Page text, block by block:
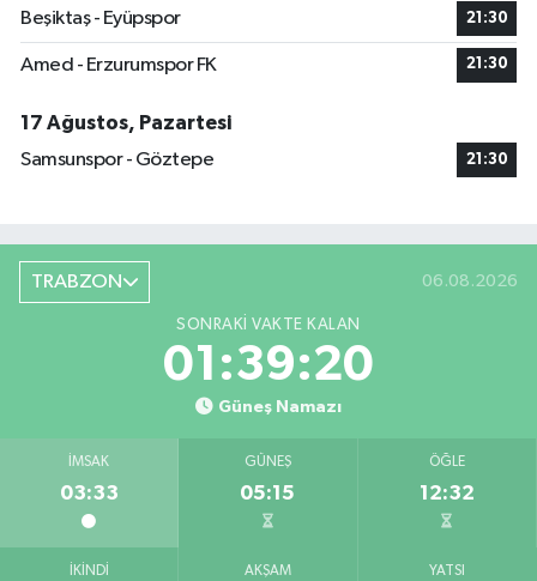
Beşiktaş - Eyüpspor 21:30
Amed - Erzurumspor FK 21:30
17 Ağustos, Pazartesi
Samsunspor - Göztepe
21:30
TRABZON 06.08.2026
SONRAKI VAKTE KALAN
01:39:19
Güneş Namazı
İMSAK
03:33
GÜNEŞ
05:15
ÖĞLE
12:32
İKINDI AKŞAM YATSI